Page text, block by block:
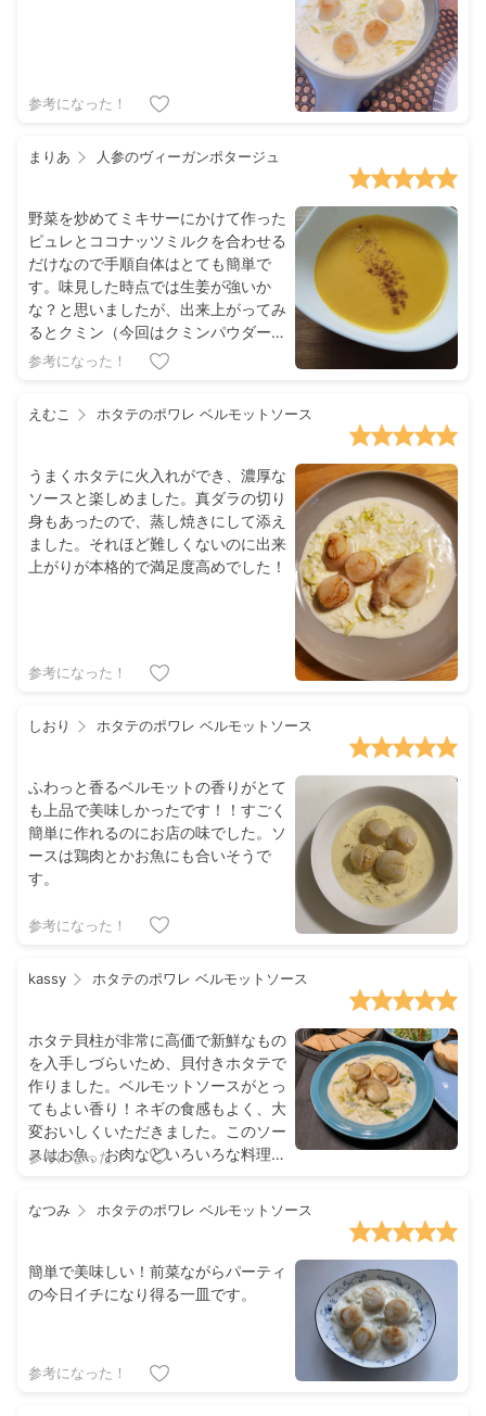
参考になった！
まりあ 人参のヴィーガンポタージュ
野菜を炒めてミキサーにかけて作った
ピュレとココナッツミルクを合わせる
だけなので手順自体はとても簡単で
す。味見した時点では生姜が強いか
な？と思いましたが、出来上がってみ
るとクミン（今回はクミンパウダーを
使いました）の風味が生姜をまとめ上
参考になった！
えむこ ホタテのポワレ ベルモットソース
うまくホタテに火入れができ、濃厚な
ソースと楽しめました。真ダラの切り
身もあったので、蒸し焼きにして添え
ました。それほど難しくないのに出来
上がりが本格的で満足度高めでした！
参考になった！
しおり ホタテのポワレ ベルモットソース
ふわっと香るベルモットの香りがとて
も上品で美味しかったです！！すごく
簡単に作れるのにお店の味でした。ソ
ースは鶏肉とかお魚にも合いそうで
す。
参考になった！
kassy ホタテのポワレ ベルモットソース
ホタテ貝柱が非常に高価で新鮮なもの
を入手しづらいため、貝付きホタテで
作りました。ベルモットソースがとっ
てもよい香り！ネギの食感もよく、大
変おいしくいただきました。このソー
スはお魚、お肉などいろいろな料理に
参考になった！
なつみ ホタテのポワレ ベルモットソース
簡単で美味しい！前菜ながらパーティ
の今日イチになり得る一皿です。
参考になった！